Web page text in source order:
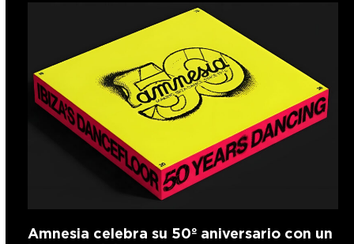
Amnesia celebra su 50º aniversario con un